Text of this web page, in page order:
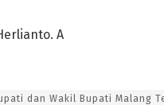
A
dan Wakil Bupati Malang